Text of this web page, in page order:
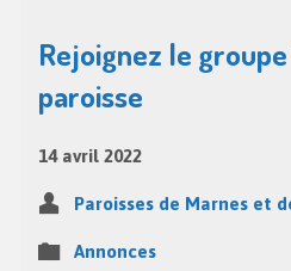
Rejoignez le
paroisse
14 avril 2022
Paroisses de Marnes et
Annonces